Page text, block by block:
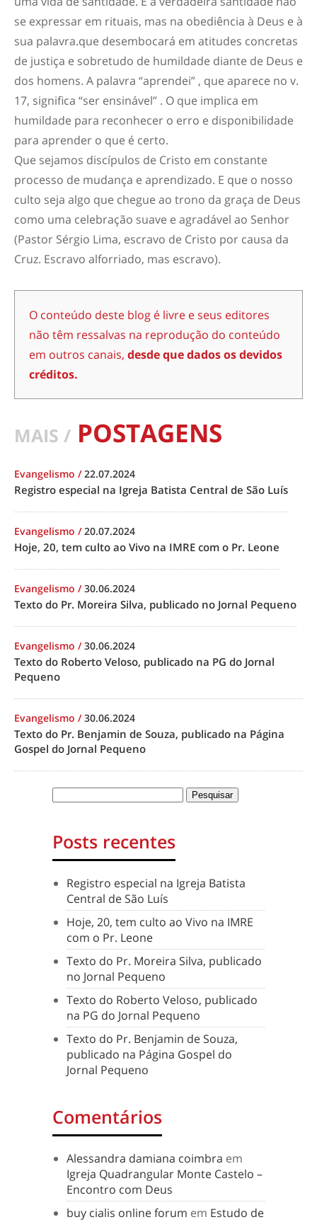
se expressar em rituais, mas na obediência à Deus e à
sua palavra.que desembocará em atitudes concretas
de justiça e sobretudo de humildade diante de Deus e
dos homens. A palavra “aprendei” , que aparece no v.
17, significa “ser ensinável” . O que implica em
humildade para reconhecer o erro e disponibilidade
para aprender o que é certo.
Que sejamos discípulos de Cristo em constante
processo de mudança e aprendizado. E que o nosso
culto seja algo que chegue ao trono da graça de Deus
como uma celebração suave e agradável ao Senhor
(Pastor Sérgio Lima, escravo de Cristo por causa da
Cruz. Escravo alforriado, mas escravo).
O conteúdo deste blog é livre e seus editores
não têm ressalvas na reprodução do conteúdo
em outros canais, desde que dados os devidos
créditos.
MAIS / POSTAGENS
Evangelismo /22.07.2024
Registro especial na Igreja Batista Central de São Luís
Evangelismo /20.07.2024
Hoje, 20, tem culto ao Vivo na IMRE com o Pr. Leone
Evangelismo /30.06.2024
Texto do Pr. Moreira Silva, publicado no Jornal Pequeno
Evangelismo /30.06.2024
Texto do Roberto Veloso, publicado na PG do Jornal
Pequeno
Evangelismo /30.06.2024
Texto do Pr. Benjamin de Souza, publicado na Página
Gospel do Jornal Pequeno
Posts recentes
Registro especial na Igreja Batista
Central de São Luís
Hoje, 20, tem culto ao Vivo na IMRE
com o Pr. Leone
Texto do Pr. Moreira Silva, publicado
no Jornal Pequeno
Texto do Roberto Veloso, publicado
na PG do Jornal Pequeno
Texto do Pr. Benjamin de Souza,
publicado na Página Gospel do
Jornal Pequeno
Comentários
Alessandra damiana coimbra em
Igreja Quadrangular Monte Castelo –
Encontro com Deus
buy cialis online forum em Estudo de